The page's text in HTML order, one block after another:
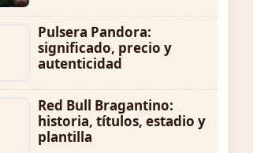
Pulsera Pandora:
significado, precio y
autenticidad
Red Bull Bragantino:
historia, títulos, estadio y
plantilla